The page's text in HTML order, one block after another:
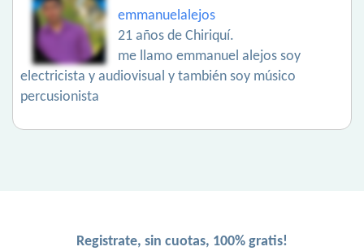
emmanuelalejos
21 años de Chiriquí.
me llamo emmanuel alejos soy
electricista y audiovisual y también soy músico
percusionista
Registrate, sin cuotas, 100% gratis!